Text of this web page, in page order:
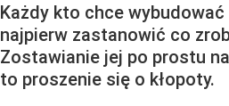
Każdy kto chce
najpierw zastanowić co
Zostawianie jej po prostu
to proszenie się o kłopoty.